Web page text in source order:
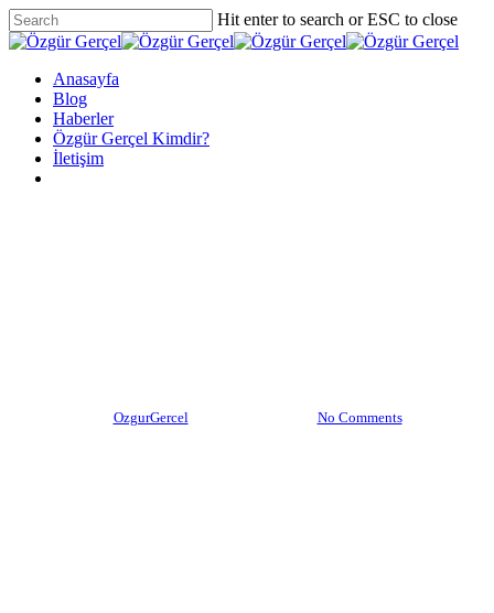
Skip
to
content
Hit enter to search or ESC to close
Close
Menu
Anasayfa
Blog
Haberler
Özgür Gerçel Kimdir?
İletişim
OzgurGercel No Comments